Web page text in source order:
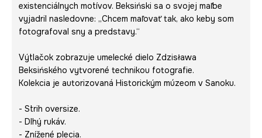
existenciálnych motívov. Beksiński sa o svojej maľbe
vyjadril nasledovne: „Chcem maľovať tak, ako keby som
fotografoval sny a predstavy.“
Výtlačok zobrazuje umelecké dielo Zdzisława
Beksińského vytvorené technikou fotografie.
Kolekcia je autorizovaná Historickým múzeom v Sanoku.
- Strih oversize.
- Dlhý rukáv.
- Znížené plecia.